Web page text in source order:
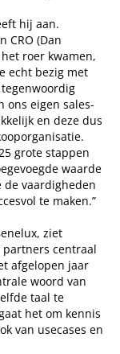
hij aan.
CRO (Dan
roer kwamen,
echt bezig met
ons eigen sales-
en deze dus
grote stappen
waarde
vaardigheden
te maken.”
ziet
centraal
afgelopen jaar
woord van
taal te
het om kennis
van usecases en